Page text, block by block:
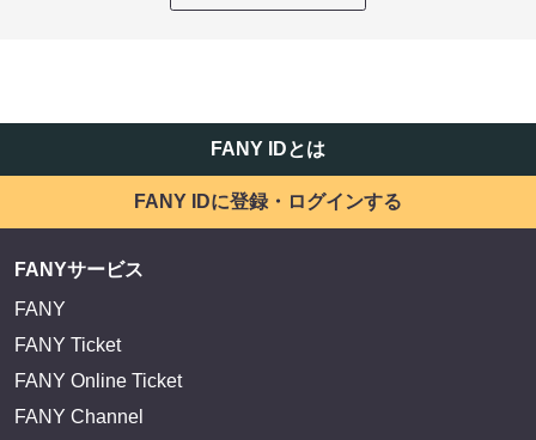
FANY IDとは
FANY IDに登録・ログインする
FANYサービス
FANY
FANY Ticket
FANY Online Ticket
FANY Channel